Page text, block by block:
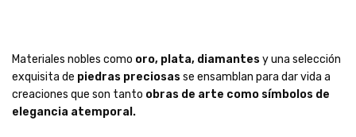
Materiales nobles como oro, plata, diamantes y una selección
exquisita de piedras preciosas se ensamblan para dar vida a
creaciones que son tanto obras de arte como símbolos de
elegancia atemporal.